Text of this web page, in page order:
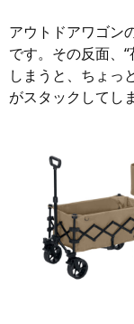
アウトドアワゴン
です。その反面、
しまうと、ちょっ
がスタックしてし